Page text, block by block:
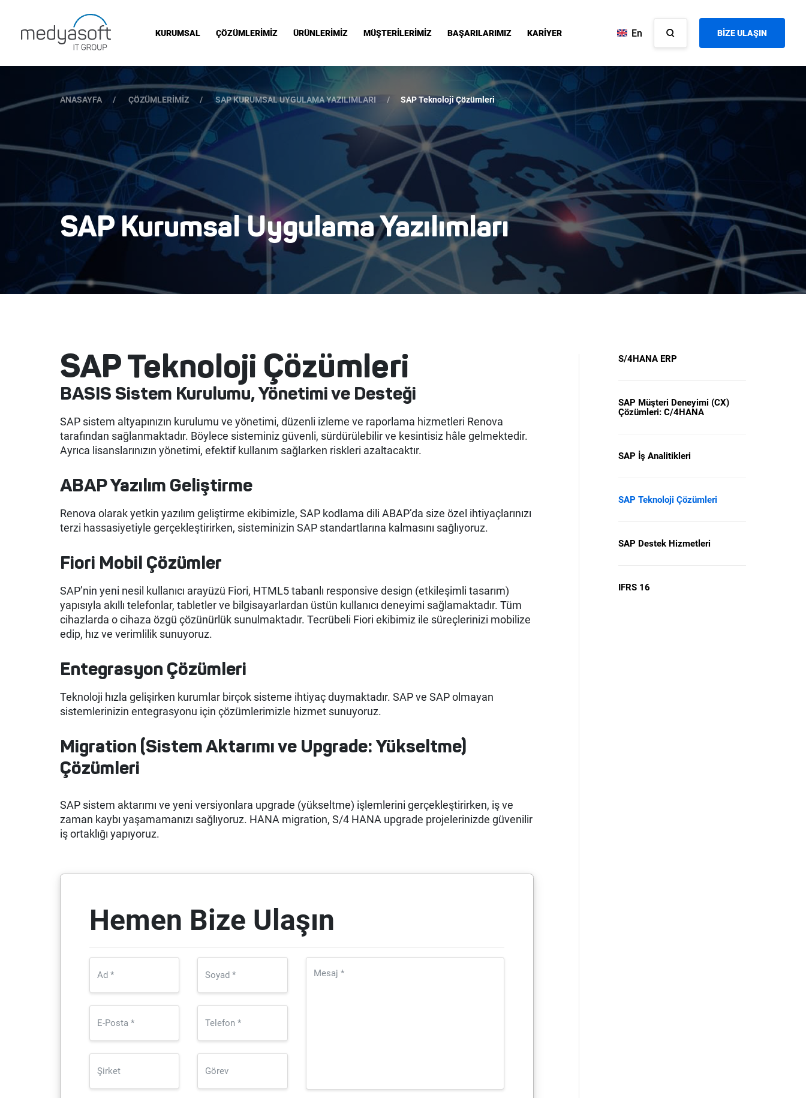
KURUMSAL ÇÖZÜMLERİMİZ ÜRÜNLERİMİZ MÜŞTERİLERİMİZ BAŞARILARIMIZ KARİYER En BİZE ULAŞIN
ANASAYFA ÇÖZÜMLERİMİZ SAP KURUMSAL UYGULAMA YAZILIMLARI SAP Teknoloji Çözümleri
SAP Kurumsal Uygulama Yazılımları
SAP Teknoloji Çözümleri
BASIS Sistem Kurulumu, Yönetimi ve Desteği
SAP sistem altyapınızın kurulumu ve yönetimi, düzenli izleme ve raporlama hizmetleri Renova
tarafından sağlanmaktadır. Böylece sisteminiz güvenli, sürdürülebilir ve kesintisiz hâle gelmektedir.
Ayrıca lisanslarınızın yönetimi, efektif kullanım sağlarken riskleri azaltacaktır.
ABAP Yazılım Geliştirme
Renova olarak yetkin yazılım geliştirme ekibimizle, SAP kodlama dili ABAP’da size özel ihtiyaçlarınızı
terzi hassasiyetiyle gerçekleştirirken, sisteminizin SAP standartlarına kalmasını sağlıyoruz.
Fiori Mobil Çözümler
SAP’nin yeni nesil kullanıcı arayüzü Fiori, HTML5 tabanlı responsive design (etkileşimli tasarım)
yapısıyla akıllı telefonlar, tabletler ve bilgisayarlardan üstün kullanıcı deneyimi sağlamaktadır. Tüm
cihazlarda o cihaza özgü çözünürlük sunulmaktadır. Tecrübeli Fiori ekibimiz ile süreçlerinizi mobilize
edip, hız ve verimlilik sunuyoruz.
Entegrasyon Çözümleri
Teknoloji hızla gelişirken kurumlar birçok sisteme ihtiyaç duymaktadır. SAP ve SAP olmayan
sistemlerinizin entegrasyonu için çözümlerimizle hizmet sunuyoruz.
Migration (Sistem Aktarımı ve Upgrade: Yükseltme)
Çözümleri
SAP sistem aktarımı ve yeni versiyonlara upgrade (yükseltme) işlemlerini gerçekleştirirken, iş ve
zaman kaybı yaşamamanızı sağlıyoruz. HANA migration, S/4 HANA upgrade projelerinizde güvenilir
iş ortaklığı yapıyoruz.
Hemen Bize Ulaşın
S/4HANA ERP
SAP Müşteri Deneyimi (CX)
Çözümleri: C/4HANA
SAP İş Analitikleri
SAP Teknoloji Çözümleri
SAP Destek Hizmetleri
IFRS 16